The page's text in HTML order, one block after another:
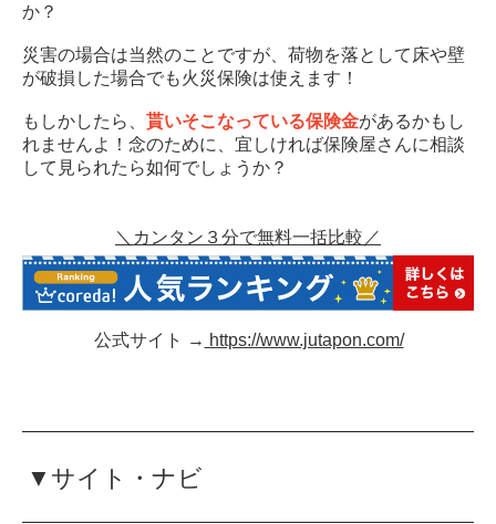
か？
災害の場合は当然のことですが、荷物を落として床や壁
が破損した場合でも火災保険は使えます！
もしかしたら、 貰いそこなっている保険金があるかもし
れませんよ！念のために、宜しければ保険屋さんに相談
して見られたら如何でしょうか？
＼カンタン３分で無料一括比較／
公式サイト → https://www.jutapon.com/
▼サイト・ナビ